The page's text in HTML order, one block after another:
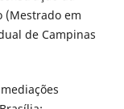
(Mestrado em
de Campinas